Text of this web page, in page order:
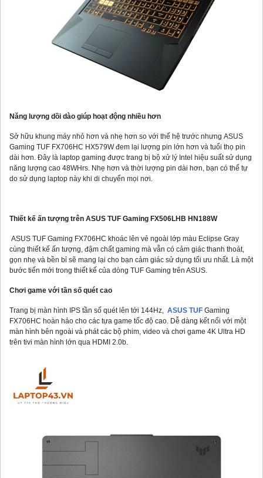
Năng lượng dồi dào giúp hoạt động nhiều hơn
Sở hữu khung máy nhỏ hơn và nhẹ hơn so với thế hệ trước nhưng ASUS
Gaming TUF FX706HC HX579W đem lại lượng pin lớn hơn và tuổi thọ pin
dài hơn. Đây là laptop gaming được trang bị bộ xử lý Intel hiệu suất sử dụng
năng lượng cao 48WHrs. Nhẹ hơn và thời lượng pin dài hơn, bạn có thể tự
do sử dụng laptop này khi di chuyển mọi nơi.
Thiết kế ấn tượng trên ASUS TUF Gaming FX506LHB HN188W
ASUS TUF Gaming FX706HC khoác lên vẻ ngoài lớp màu Eclipse Gray
cùng thiết kế ấn tượng, đậm chất gaming mà vẫn có cảm giác thanh thoát,
gọn nhẹ và bền bỉ sẽ mang lại cho bạn cảm giác sử dụng tối ưu nhất. Là một
bước tiến mới trong thiết kế của dòng TUF Gaming trên ASUS.
Chơi game với tần số quét cao
Trang bị màn hình IPS tần số quét lên tới 144Hz, ASUS TUF Gaming
FX706HC hoàn hảo cho các tựa game tốc độ cao. Dễ dàng kết nối với một
màn hình bên ngoài và phát các bộ phim, video và chơi game 4K Ultra HD
trên tivi màn hình lớn qua HDMI 2.0b.